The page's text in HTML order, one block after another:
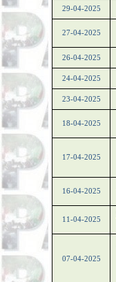
29-04-2025
27-04-2025
26-04-2025
24-04-2025
23-04-2025
18-04-2025
17-04-2025
16-04-2025
11-04-2025
07-04-2025